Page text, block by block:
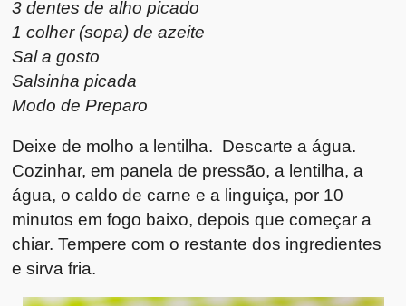
3 dentes de alho picado
1 colher (sopa) de azeite
Sal a gosto
Salsinha picada
Modo de Preparo
Deixe de molho a lentilha. Descarte a água.
Cozinhar, em panela de pressão, a lentilha, a
água, o caldo de carne e a linguiça, por 10
minutos em fogo baixo, depois que começar a
chiar. Tempere com o restante dos ingredientes
e sirva fria.